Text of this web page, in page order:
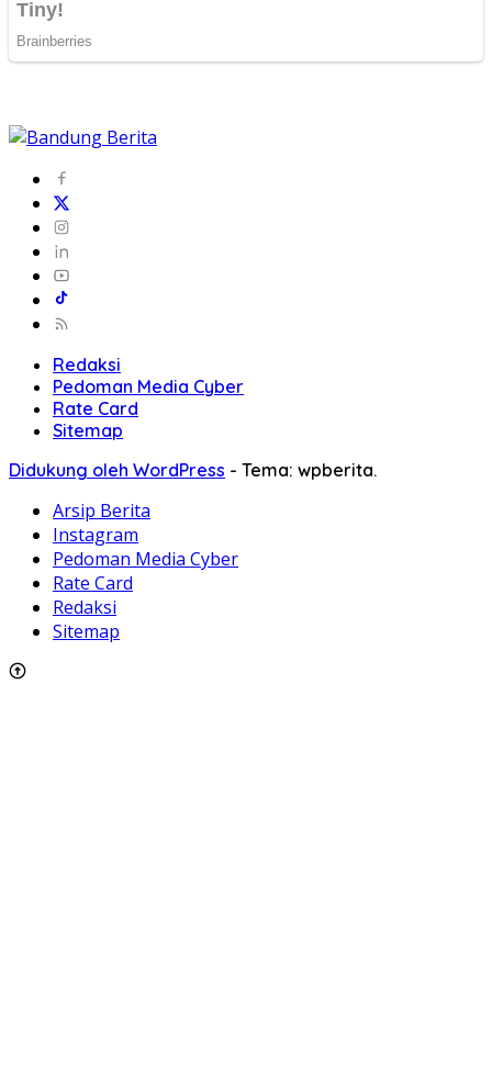
Redaksi
Pedoman Media Cyber
Rate Card
Sitemap
Didukung oleh WordPress - Tema: wpberita.
Arsip Berita
Instagram
Pedoman Media Cyber
Rate Card
Redaksi
Sitemap